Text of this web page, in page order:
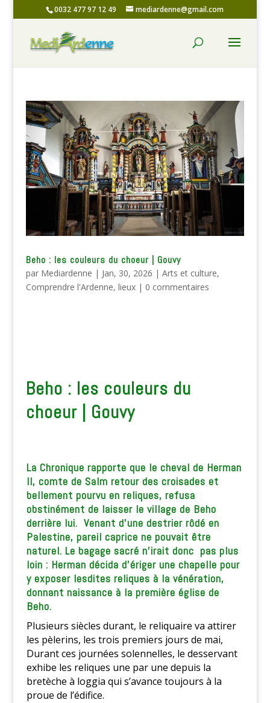
0032 477 97 12 49 mediardenne@gmail.com
Beho : les couleurs du choeur | Gouvy
par Mediardenne | Jan, 30, 2026 | Arts et culture,
Comprendre l'Ardenne, lieux| 0 commentaires
Beho : les couleurs du
choeur | Gouvy
La Chronique rapporte que le cheval de Herman
II, comte de Salm retour des croisades et
bellement pourvu en reliques, refusa
obstinément de laisser le village de Beho
derrière lui. Venant d’une destrier rôdé en
Palestine, pareil caprice ne pouvait être
naturel. Le bagage sacré n’irait donc pas plus
loin : Herman décida d’ériger une chapelle pour
y exposer lesdites reliques à la vénération,
donnant naissance à la première église de
Beho.
Plusieurs siècles durant, le reliquaire va attirer
les pèlerins, les trois premiers jours de mai,
Durant ces journées solennelles, le desservant
exhibe les reliques une par une depuis la
bretèche à loggia qui s’avance toujours à la
proue de l’édifice.